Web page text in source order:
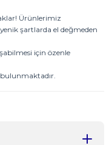
Ürünlerimiz
şartlarda el değmeden
için özenle
bulunmaktadır.